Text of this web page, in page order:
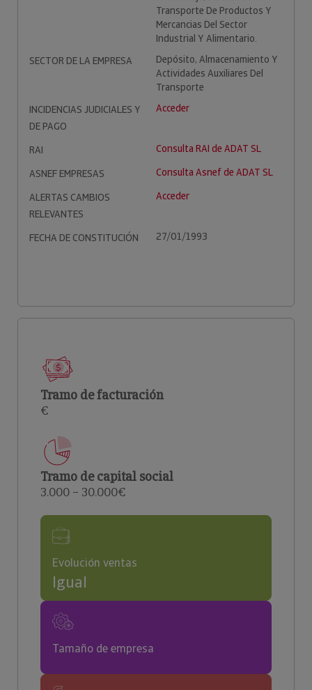
Transporte De Productos Y
Mercancias Del Sector
Industrial Y Alimentario.
SECTOR DE LA EMPRESA
Depósito, Almacenamiento Y
Actividades Auxiliares Del
Transporte
INCIDENCIAS JUDICIALES Y
DE PAGO
Acceder
RAI
Consulta RAI de ADAT SL
ASNEF EMPRESAS
Consulta Asnef de ADAT SL
ALERTAS CAMBIOS
RELEVANTES
Acceder
FECHA DE CONSTITUCIÓN 27/01/1993
Tramo de facturación
€
Tramo de capital social
3.000 – 30.000€
Evolución ventas
Igual
Tamaño de empresa